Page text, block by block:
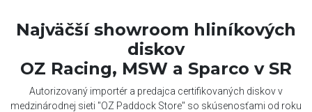
Najväčší showroom hliníkových
diskov
OZ Racing, MSW a Sparco v SR
Autorizovaný importér a predajca certifikovaných diskov v
medzinárodnej sieti "OZ Paddock Store" so skúsenosťami od roku